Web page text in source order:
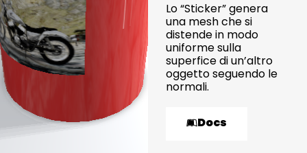
Lo “Sticker” genera
una mesh che si
distende in modo
uniforme sulla
superfice di un’altro
oggetto seguendo le
normali.
Docs